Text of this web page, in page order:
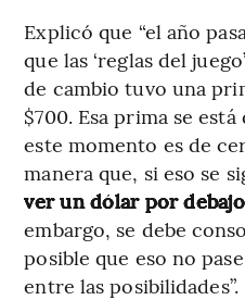
Explicó que “el año
que las ‘reglas del
de cambio tuvo una
$700. Esa prima se
este momento es de
manera que, si eso se
ver un dólar por
embargo, se debe
posible que eso no
entre las posibilidades”.